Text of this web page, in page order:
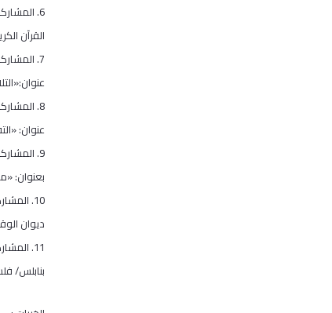
6.
القرآن الكريم
7.
8.
عنوان: «التفسير
9.
بعنوان:
10.
ديوان الوقف
11.
بنابلس/